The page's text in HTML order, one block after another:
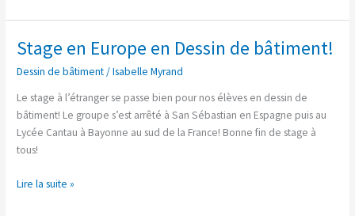
Stage en Europe en Dessin de bâtiment!
Dessin de bâtiment/Isabelle Myrand
Le stage à l’étranger se passe bien pour nos élèves en dessin de
bâtiment! Le groupe s’est arrêté à San Sébastian en Espagne puis au
Lycée Cantau à Bayonne au sud de la France! Bonne fin de stage à
tous!
Stage
Europe
en
Dessin
de
bâtiment!
Lire la suite »